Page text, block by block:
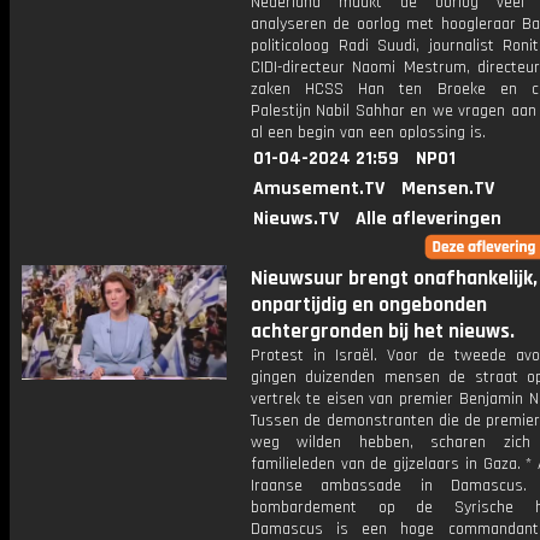
analyseren de oorlog met hoogleraar
politicoloog Radi Suudi, journalist
CIDI-directeur Naomi Mestrum,
zaken HCSS Han ten Broeke en
Palestijn Nabil Sahhar en we vragen
al een begin van een oplossing is.
01-04-2024 21:59
NPO1
Amusement.TV
Mensen.TV
Nieuws.TV
Alle afleveringen
Nieuwsuur brengt onafhankelijk,
onpartijdig en ongebonden
achtergronden bij het nieuws.
Protest in Israël. Voor de tweede
gingen duizenden mensen de straat
vertrek te eisen van premier Benjamin
Tussen de demonstranten die de
weg wilden hebben, scharen
familieleden van de gijzelaars in Gaza. *
Iraanse ambassade in
bombardement op de Syrische
Damascus is een hoge